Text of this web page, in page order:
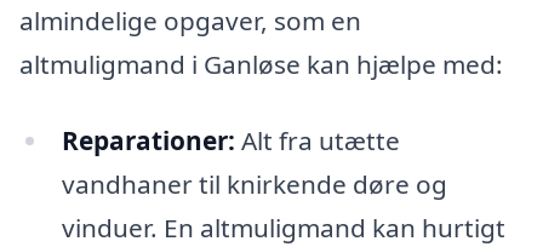
almindelige opgaver, som en
altmuligmand i Ganløse kan hjælpe med:
Reparationer: Alt fra utætte
vandhaner til knirkende døre og
vinduer. En altmuligmand kan hurtigt